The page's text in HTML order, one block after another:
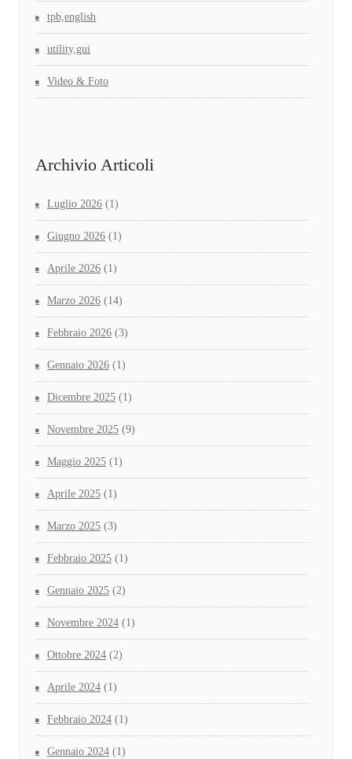
tpb,english
utility,gui
Video & Foto
Archivio Articoli
Luglio 2026 (1)
Giugno 2026 (1)
Aprile 2026 (1)
Marzo 2026 (14)
Febbraio 2026 (3)
Gennaio 2026 (1)
Dicembre 2025 (1)
Novembre 2025 (9)
Maggio 2025 (1)
Aprile 2025 (1)
Marzo 2025 (3)
Febbraio 2025 (1)
Gennaio 2025 (2)
Novembre 2024 (1)
Ottobre 2024 (2)
Aprile 2024 (1)
Febbraio 2024 (1)
Gennaio 2024 (1)